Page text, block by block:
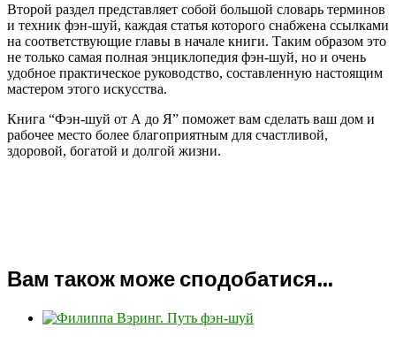
Второй раздел представляет собой большой словарь терминов
и техник фэн-шуй, каждая статья которого снабжена ссылками
на соответствующие главы в начале книги. Таким образом это
не только самая полная энциклопедия фэн-шуй, но и очень
удобное практическое руководство, составленную настоящим
мастером этого искусства.
Книга “Фэн-шуй от А до Я” поможет вам сделать ваш дом и
рабочее место более благоприятным для счастливой,
здоровой, богатой и долгой жизни.
Вам також може сподобатися…